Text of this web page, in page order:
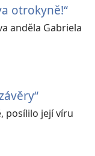
otrokyně!“
anděla Gabriela
posílilo její víru